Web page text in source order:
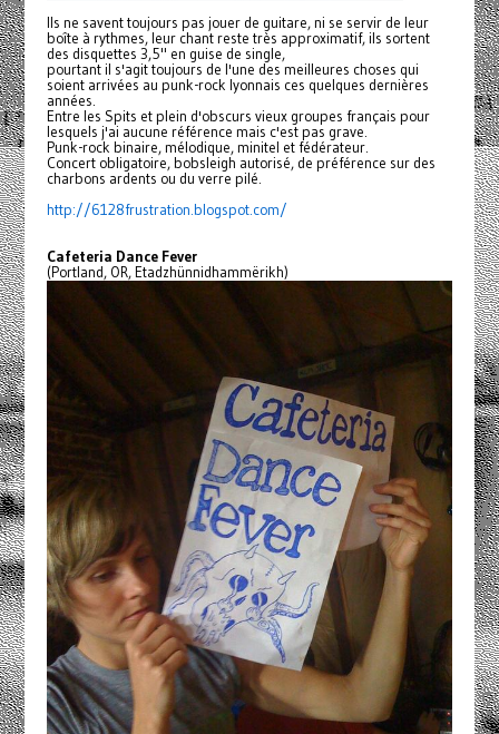
Ils ne savent toujours pas jouer de guitare, ni se servir de leur
boîte à rythmes, leur chant reste très approximatif, ils sortent
des disquettes 3,5" en guise de single,
pourtant il s'agit toujours de l'une des meilleures choses qui
soient arrivées au punk-rock lyonnais ces quelques dernières
années.
Entre les Spits et plein d'obscurs vieux groupes français pour
lesquels j'ai aucune référence mais c'est pas grave.
Punk-rock binaire, mélodique, minitel et fédérateur.
Concert obligatoire, bobsleigh autorisé, de préférence sur des
charbons ardents ou du verre pilé.
http://6128frustration.blogspot.com/
Cafeteria Dance Fever
(Portland, OR, Etadzhünnidhammërikh)